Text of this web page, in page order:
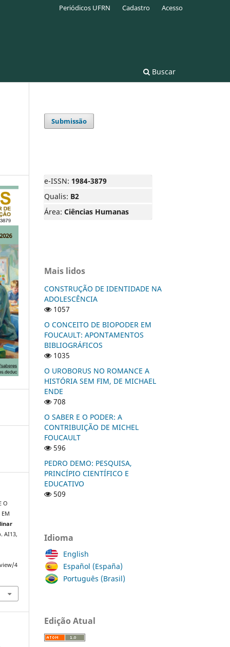
Buscar
Periódicos UFRN Cadastro Acesso
O
AI13,
4
Submissão
e-ISSN: 1984-3879
Qualis: B2
Área: Ciências Humanas
Mais lidos
CONSTRUÇÃO DE IDENTIDADE NA
ADOLESCÊNCIA
1057
O CONCEITO DE BIOPODER EM
FOUCAULT: APONTAMENTOS
BIBLIOGRÁFICOS
1035
O UROBORUS NO ROMANCE A
HISTÓRIA SEM FIM, DE MICHAEL
ENDE
708
O SABER E O PODER: A
CONTRIBUIÇÃO DE MICHEL
FOUCAULT
596
PEDRO DEMO: PESQUISA,
PRINCÍPIO CIENTÍFICO E
EDUCATIVO
509
Idioma
English
Español (España)
Português (Brasil)
Edição Atual